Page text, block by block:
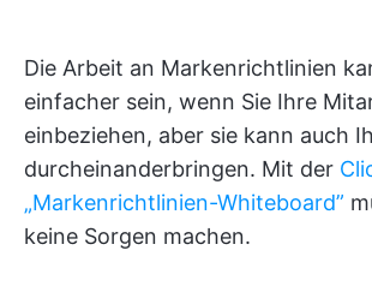
Die Arbeit an Markenrichtlinien
einfacher sein, wenn Sie Ihre
einbeziehen, aber sie kann auch
durcheinanderbringen. Mit der
„Markenrichtlinien-Whiteboard”
keine Sorgen machen.